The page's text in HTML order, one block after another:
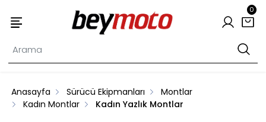
0
Anasayfa Sürücü Ekipmanları
Montlar
Kadın Montlar
Kadın Yazlık Montlar